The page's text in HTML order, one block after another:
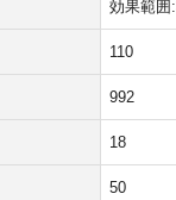
効果範囲
110
992
18
50